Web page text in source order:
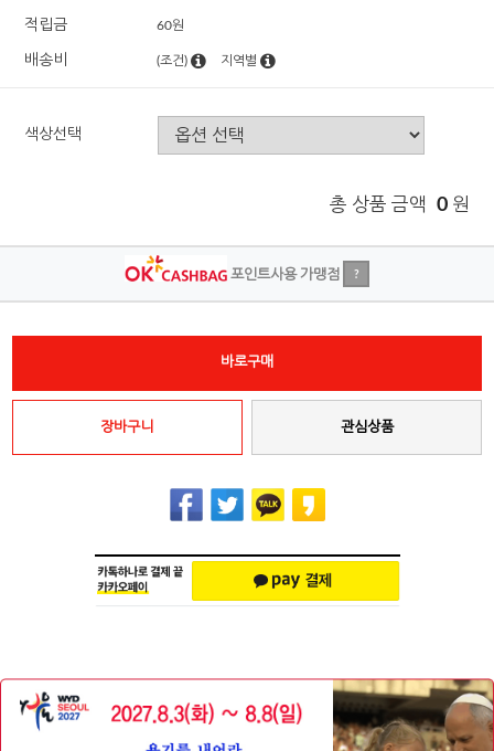
적립금 60원
배송비 (조건) 지역별
색상선택
총 상품 금액 0 원
포인트사용 가맹점 ?
바로구매
장바구니 관심상품